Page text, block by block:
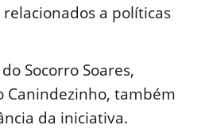
a políticas
Socorro Soares,
Canindezinho, também
da iniciativa.